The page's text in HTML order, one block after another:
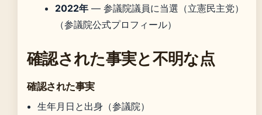
2022年 — 参議院議員に当選（立憲民主党）
（参議院公式プロフィール）
確認された事実と不明な点
確認された事実
生年月日と出身（参議院）